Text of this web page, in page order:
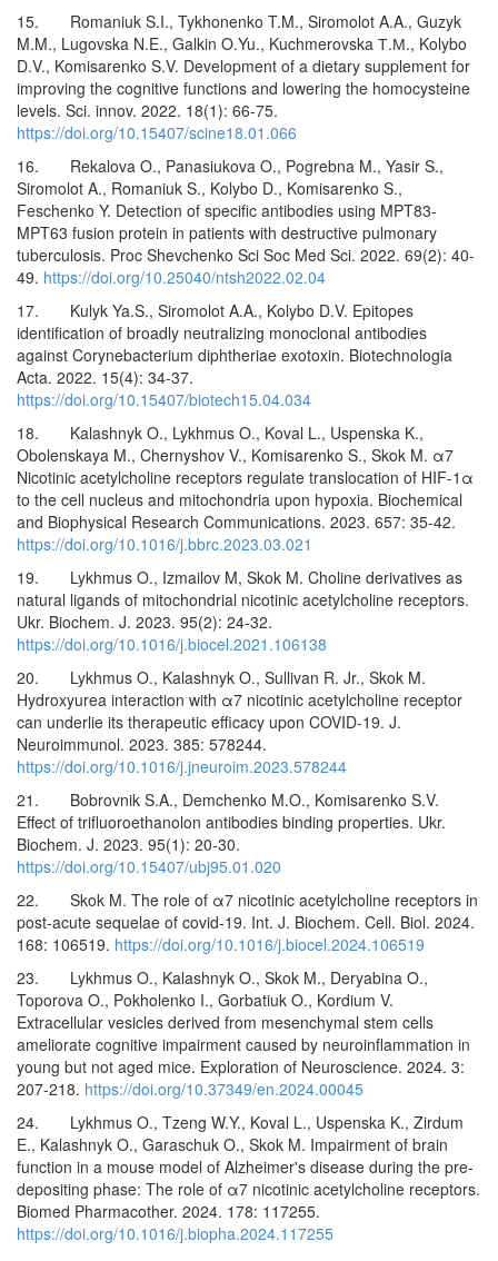
15. Romaniuk S.I., Tykhonenko T.M., Siromolot A.A., Guzyk
M.M., Lugovska N.E., Galkin O.Yu., Kuchmerovska Т.М., Kolybo
D.V., Komisarenko S.V. Development of a dietary supplement for
improving the cognitive functions and lowering the homocysteine
levels. Sci. innov. 2022. 18(1): 66-75.
https://doi.org/10.15407/scine18.01.066
16. Rekalova O., Panasiukova O., Pogrebna M., Yasir S.,
Siromolot A., Romaniuk S., Kolybo D., Komisarenko S.,
Feschenko Y. Detection of specific antibodies using MPT83-
MPT63 fusion protein in patients with destructive pulmonary
tuberculosis. Proc Shevchenko Sci Soc Med Sci. 2022. 69(2): 40-
49. https://doi.org/10.25040/ntsh2022.02.04
17. Kulyk Ya.S., Siromolot A.A., Kolybo D.V. Epitopes
identification of broadly neutralizing monoclonal antibodies
against Corynebacterium diphtheriae exotoxin. Biotechnologia
Acta. 2022. 15(4): 34-37.
https://doi.org/10.15407/biotech15.04.034
18. Kalashnyk O., Lykhmus O., Koval L., Uspenska K.,
Obolenskaya M., Chernyshov V., Komisarenko S., Skok M. α7
Nicotinic acetylcholine receptors regulate translocation of HIF-1α
to the cell nucleus and mitochondria upon hypoxia. Biochemical
and Biophysical Research Communications. 2023. 657: 35-42.
https://doi.org/10.1016/j.bbrc.2023.03.021
19. Lykhmus O., Izmailov M, Skok M. Choline derivatives as
natural ligands of mitochondrial nicotinic acetylcholine receptors.
Ukr. Biochem. J. 2023. 95(2): 24-32.
https://doi.org/10.1016/j.biocel.2021.106138
20. Lykhmus O., Kalashnyk O., Sullivan R. Jr., Skok M.
Hydroxyurea interaction with α7 nicotinic acetylcholine receptor
can underlie its therapeutic efficacy upon COVID-19. J.
Neuroimmunol. 2023. 385: 578244.
https://doi.org/10.1016/j.jneuroim.2023.578244
21. Bobrovnik S.A., Demchenko M.O., Komisarenko S.V.
Effect of trifluoroethanolon antibodies binding properties. Ukr.
Biochem. J. 2023. 95(1): 20-30.
https://doi.org/10.15407/ubj95.01.020
22. Skok M. The role of α7 nicotinic acetylcholine receptors in
post-acute sequelae of covid-19. Int. J. Biochem. Cell. Biol. 2024.
168: 106519. https://doi.org/10.1016/j.biocel.2024.106519
23. Lykhmus O., Kalashnyk O., Skok M., Deryabina O.,
Toporova O., Pokholenko I., Gorbatiuk O., Kordium V.
Extracellular vesicles derived from mesenchymal stem cells
ameliorate cognitive impairment caused by neuroinflammation in
young but not aged mice. Exploration of Neuroscience. 2024. 3:
207-218. https://doi.org/10.37349/en.2024.00045
24. Lykhmus O., Tzeng W.Y., Koval L., Uspenska K., Zirdum
E., Kalashnyk O., Garaschuk O., Skok M. Impairment of brain
function in a mouse model of Alzheimer's disease during the pre-
depositing phase: The role of α7 nicotinic acetylcholine receptors.
Biomed Pharmacother. 2024. 178: 117255.
https://doi.org/10.1016/j.biopha.2024.117255